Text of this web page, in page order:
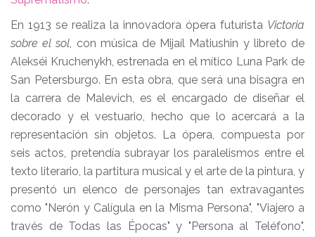
En 1913 se realiza la innovadora ópera futurista Victoria
sobre el sol, con música de Mijaíl Matiushin y libreto de
Alekséi Kruchenykh, estrenada en el mítico Luna Park de
San Petersburgo. En esta obra, que será una bisagra en
la carrera de Malevich, es el encargado de diseñar el
decorado y el vestuario, hecho que lo acercará a la
representación sin objetos. La ópera, compuesta por
seis actos, pretendía subrayar los paralelismos entre el
texto literario, la partitura musical y el arte de la pintura, y
presentó un elenco de personajes tan extravagantes
como "Nerón y Calígula en la Misma Persona", "Viajero a
través de Todas las Épocas" y "Persona al Teléfono",